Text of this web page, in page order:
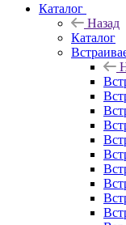
Каталог
Назад
Каталог